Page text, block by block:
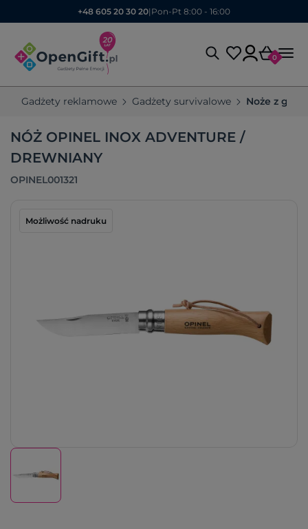
+48 605 20 30 20| Pon-Pt 8:00 - 16:00
0
Gadżety reklamowe Gadżety survivalowe Noże z
NÓŻ OPINEL INOX ADVENTURE /
DREWNIANY
OPINEL001321
Możliwość nadruku